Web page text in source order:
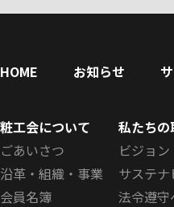
HOME お知らせ
粧工会について
ごあいさつ
沿革・組織・事業
会員名簿
私たち
ビジョン
サステ
法令遵